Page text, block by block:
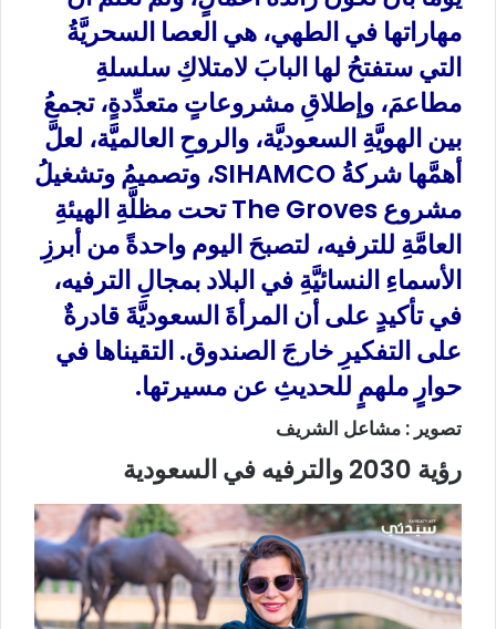
مهاراتها في الطهي، هي العصا السحريَّةُ
التي ستفتحُ لها البابَ لامتلاكِ سلسلةِ
مطاعمَ، وإطلاقِ مشروعاتٍ متعدِّدةٍ، تجمعُ
بين الهويَّةِ السعوديَّة، والروحِ العالميَّة، لعلَّ
أهمَّها شركةُ SIHAMCO، وتصميمُ وتشغيلُ
مشروع The Groves تحت مظلَّةِ الهيئةِ
العامَّةِ للترفيه، لتصبحَ اليوم واحدةً من أبرزِ
الأسماءِ النسائيَّةِ في البلاد بمجالِ الترفيه،
في تأكيدٍ على أن المرأةَ السعوديَّةَ قادرةٌ
على التفكيرِ خارجَ الصندوق. التقيناها في
حوارٍ ملهمٍ للحديثِ عن مسيرتها.
تصوير : مشاعل الشريف
رؤية 2030 والترفيه في السعودية